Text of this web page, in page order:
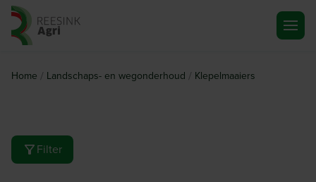
Home / Landschaps- en wegonderhoud / Klepelmaaiers
Filter